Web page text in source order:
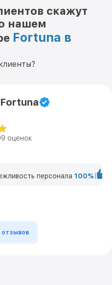
скажут
нашем
Fortuna в
оценок
персонала 100%
отзывов